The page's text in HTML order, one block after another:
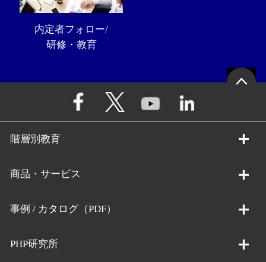
内定者フォロー/
研修・教育
階層別教育
商品・サービス
事例 / カタログ（PDF）
PHP研究所